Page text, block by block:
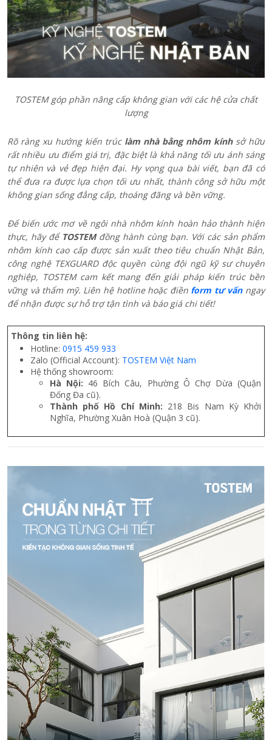
TOSTEM góp phần nâng cấp không gian với các hệ cửa chất
lượng
Rõ ràng xu hướng kiến trúc làm nhà bằng nhôm kínhsở hữu
rất nhiều ưu điểm giá trị, đặc biệt là khả năng tối ưu ánh sáng
tự nhiên và vẻ đẹp hiện đại. Hy vọng qua bài viết, bạn đã có
thể đưa ra được lựa chọn tối ưu nhất, thành công sở hữu một
không gian sống đẳng cấp, thoáng đãng và bền vững.
Để biến ước mơ về ngôi nhà nhôm kính hoàn hảo thành hiện
thực, hãy để TOSTEMđồng hành cùng bạn. Với các sản phẩm
nhôm kính cao cấp được sản xuất theo tiêu chuẩn Nhật Bản,
công nghệ TEXGUARD độc quyền cùng đội ngũ kỹ sư chuyên
nghiệp, TOSTEM cam kết mang đến giải pháp kiến trúc bền
vững và thẩm mỹ. Liên hệ hotline hoặc điền form tư vấnngay
để nhận được sự hỗ trợ tận tình và báo giá chi tiết!
Thông tin liên hệ:
Hotline: 0915 459 933
Zalo (Official Account): TOSTEM Việt Nam
Hệ thống showroom:
Hà Nội: 46 Bích Câu, Phường Ô Chợ Dừa (Quận
Đống Đa cũ).
Thành phố Hồ Chí Minh: 218 Bis Nam Kỳ Khởi
Nghĩa, Phường Xuân Hoà (Quận 3 cũ).